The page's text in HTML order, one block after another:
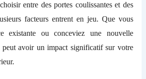
entre des portes coulissantes et des
facteurs entrent en jeu. Que vous
existante ou conceviez une nouvelle
peut avoir un impact significatif sur votre